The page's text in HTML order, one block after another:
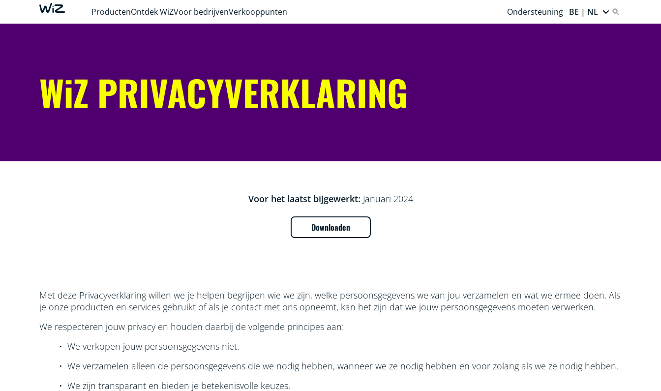
ProductenOntdek WiZVoor bedrijvenVerkooppunten Ondersteuning BE | NL
WiZ PRIVACYVERKLARING
Voor het laatst bijgewerkt: Januari 2024
Downloaden
Met deze Privacyverklaring willen we je helpen begrijpen wie we zijn, welke persoonsgegevens we van jou verzamelen en wat we ermee doen. Als
je onze producten en services gebruikt of als je contact met ons opneemt, kan het zijn dat we jouw persoonsgegevens moeten verwerken.
We respecteren jouw privacy en houden daarbij de volgende principes aan:
• We verkopen jouw persoonsgegevens niet.
• We verzamelen alleen de persoonsgegevens die we nodig hebben, wanneer we ze nodig hebben en voor zolang als we ze nodig hebben.
• We zijn transparant en bieden je betekenisvolle keuzes.